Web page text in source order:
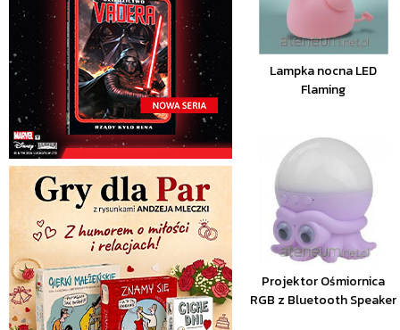
Lampka nocna LED
Flaming
Projektor Ośmiornica
RGB z Bluetooth Speaker